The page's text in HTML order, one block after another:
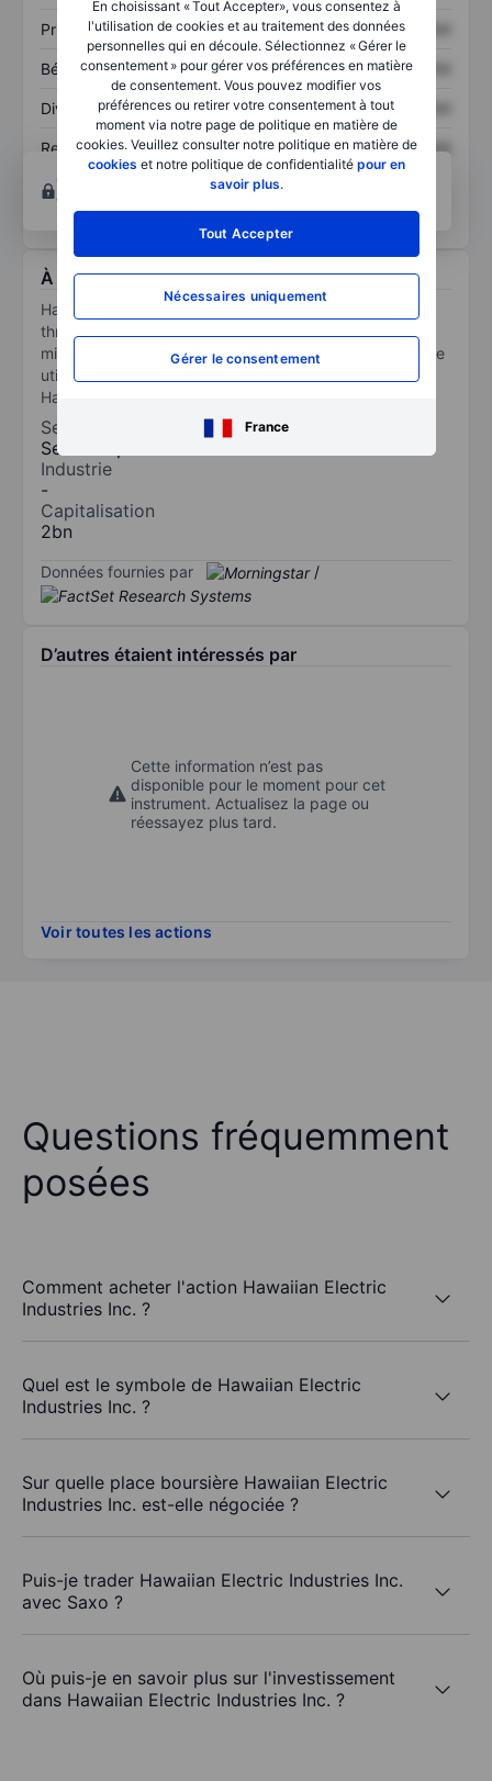
En choisissant « Tout Accepter», vous consentez à
l'utilisation de cookies et au traitement des données
personnelles qui en découle. Sélectionnez « Gérer le
consentement » pour gérer vos préférences en matière
de consentement. Vous pouvez modifier vos
préférences ou retirer votre consentement à tout
moment via notre page de politique en matière de
cookies. Veuillez consulter notre politique en matière de
cookies et notre politique de confidentialité pour en
savoir plus.
Tout Accepter
Nécessaires uniquement
Gérer le consentement
France
Prix / ventes XXXXXXX XXXXXXX
Bénéfice par action XXXXXXX XXXXXXX
Dividende par action XXXXXXX XXXXXXX
Rendement des
capitaux propres
XXXXXXX
XXXXXXX
Ouvrir un compte
pour accéder à d’autres outils
techniques et d’analyses.
À propos Hawaiian Electric Industries Inc.
Hawaiian Electric Industries is the parent company of
three Hawaii-based regulated utilities and owns a 10%
minority interest in Hawaii's American Savings Bank. The
utilities provide electricity on the five islands of Oahu,
Hawaii, Maui, Molokai, and Lanai.
Secteur
Services publics
Industrie
-
Capitalisation
2bn
Données fournies par /
D’autres étaient intéressés par
Cette information n’est pas
disponible pour le moment pour cet
instrument. Actualisez la page ou
réessayez plus tard.
Voir toutes les actions
Questions fréquemment
posées
Comment acheter l'action Hawaiian Electric
Industries Inc. ?
Quel est le symbole de Hawaiian Electric
Industries Inc. ?
Sur quelle place boursière Hawaiian Electric
Industries Inc. est-elle négociée ?
Puis-je trader Hawaiian Electric Industries Inc.
avec Saxo ?
Où puis-je en savoir plus sur l'investissement
dans Hawaiian Electric Industries Inc. ?